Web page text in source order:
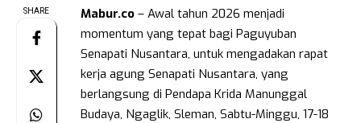
SHARE Mabur.co – Awal tahun 2026 menjadi
momentum yang tepat bagi Paguyuban
Senapati Nusantara, untuk mengadakan rapat
kerja agung Senapati Nusantara, yang
berlangsung di Pendapa Krida Manunggal
Budaya, Ngaglik, Sleman, Sabtu-Minggu, 17-18